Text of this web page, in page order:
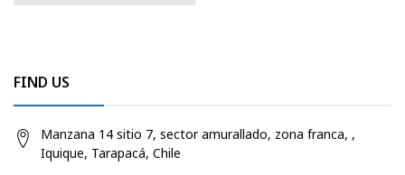
FIND US
Manzana 14 sitio 7, sector amurallado, zona franca, ,
Iquique, Tarapacá, Chile